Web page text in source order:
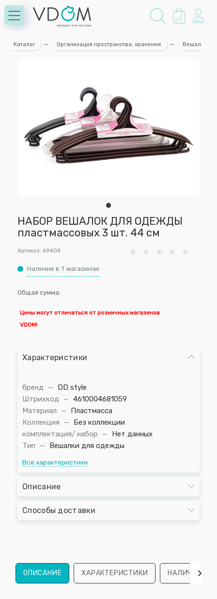
Каталог — Организация пространства, хранение — Вешалки
НАБОР ВЕШАЛОК ДЛЯ ОДЕЖДЫ
пластмассовых 3 шт. 44 см
Артикул: 69404
Наличие в 1 магазинах
Общая сумма:
Цены могут отличаться от розничных магазинов
VDOM!
Характеристики
бренд —
DD style
Штрихкод
— 4610004681059
Материал
—
Пластмасса
Коллекция
—
Без коллекции
комплектация/ набор
—
Нет данных
Тип
— Вешалки для одежды
Все характеристики
Описание
Способы доставки
ОПИСАНИЕ ХАРАКТЕРИСТИКИ НАЛИЧИЕ